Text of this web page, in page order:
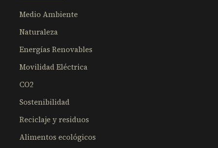
Medio Ambiente
Naturaleza
Energías Renovables
Movilidad Eléctrica
CO2
Sostenibilidad
Reciclaje y residuos
Alimentos ecológicos